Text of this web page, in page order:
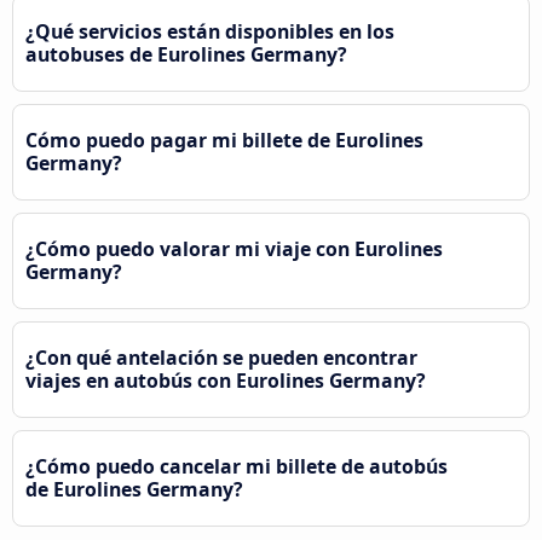
¿Qué servicios están disponibles en los
autobuses de Eurolines Germany?
Cómo puedo pagar mi billete de Eurolines
Germany?
¿Cómo puedo valorar mi viaje con Eurolines
Germany?
¿Con qué antelación se pueden encontrar
viajes en autobús con Eurolines Germany?
¿Cómo puedo cancelar mi billete de autobús
de Eurolines Germany?